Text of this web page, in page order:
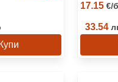
Купи
17.15 €/
33.54